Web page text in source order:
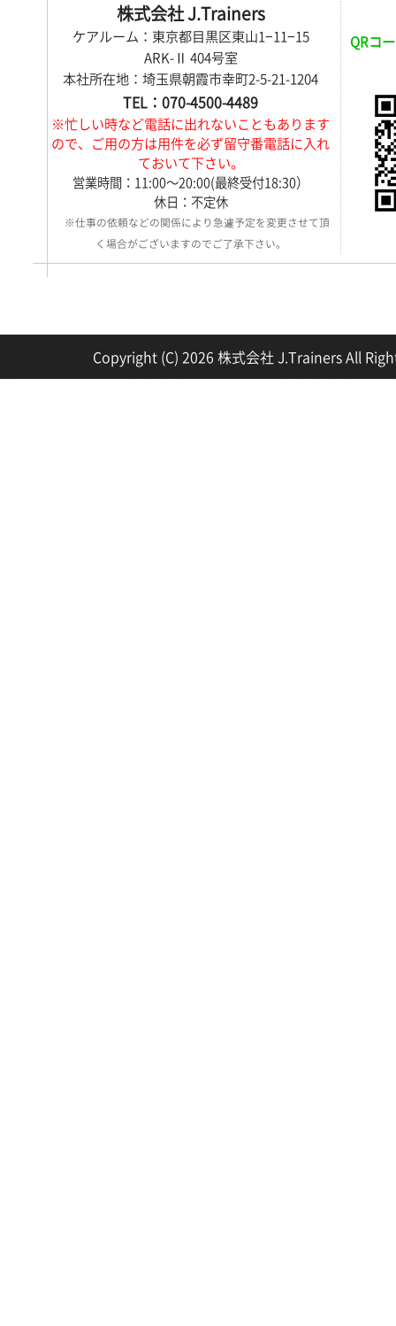
株式会社 J.Trainers
ケアルーム：東京都目黒区東山1−11−15
ARK-Ⅱ 404号室
本社所在地：埼玉県朝霞市幸町2-5-21-1204
TEL：070-4500-4489
※忙しい時など電話に出れないこともあります
ので、ご用の方は用件を必ず留守番電話に入れ
ておいて下さい。
営業時間：11:00～20:00(最終受付18:30）
休日：不定休
※仕事の依頼などの関係により急遽予定を変更させて頂
く場合がございますのでご了承下さい。
QRコ
Copyright (C) 2026 株式会社 J.Trainers All